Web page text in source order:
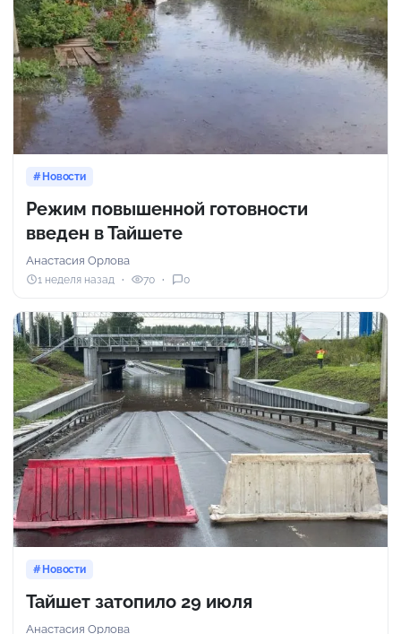
Новости
Режим повышенной готовности
введен в Тайшете
Анастасия Орлова
1 неделя назад 70 0
Новости
Тайшет затопило 29 июля
Анастасия Орлова